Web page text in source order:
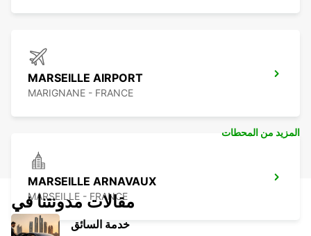
MARSEILLE AIRPORT
MARIGNANE - FRANCE
MARSEILLE ARNAVAUX
MARSEILLE - FRANCE
المزيد من المحطات
مقالات مدونتنا في
خدمة السائق